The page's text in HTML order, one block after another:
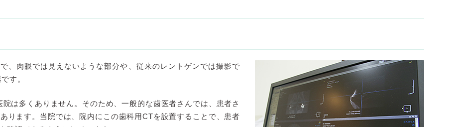
、肉眼では見えないような部分や、従来のレントゲンでは撮影で
す。
は多くありません。そのため、一般的な歯医者さんでは、患者さ
ります。当院では、院内にこの歯科用CTを設置することで、患者